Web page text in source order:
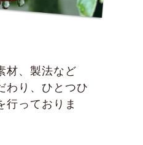
材、製法など
わり、ひとつひ
行っておりま